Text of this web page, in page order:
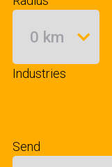
Industries
Send